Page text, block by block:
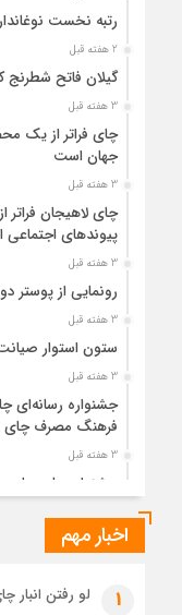
رتبه نخست
2 هفته قبل
گیلان فاتح
3 هفته قبل
چای فراتر از یک
جهان است
3 هفته قبل
چای لاهیجان
پیوندهای
3 هفته قبل
رونمایی از پوستر
3 هفته قبل
ستون استوار
3 هفته قبل
جشنواره رسانه‌ای
فرهنگ مصرف چای
3 هفته قبل
جشنواره ملی
ایرانی!؟
1 ماه قبل
1 ماه قبل
اخبار مهم
1 لو رفتن انبار